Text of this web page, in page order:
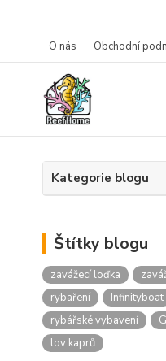
O nás Obchodní
Kategorie blogu
Štítky blogu
zavážecí loďka
rybaření
Infinityboat
rybářské vybavení
lov kaprů